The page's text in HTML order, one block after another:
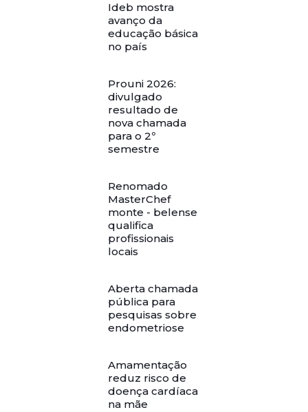
Ideb mostra
avanço da
educação básica
no país
Prouni 2026:
divulgado
resultado de
nova chamada
para o 2º
semestre
Renomado
MasterChef
monte - belense
qualifica
profissionais
locais
Aberta chamada
pública para
pesquisas sobre
endometriose
Amamentação
reduz risco de
doença cardíaca
na mãe